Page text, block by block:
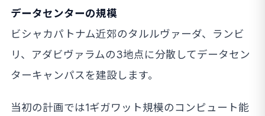
データセンターの規模
ビシャカパトナム近郊のタルルヴァーダ、ランビ
リ、アダビヴァラムの3地点に分散してデータセン
ターキャンパスを建設します。
当初の計画では1ギガワット規模のコンピュート能